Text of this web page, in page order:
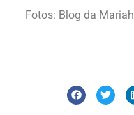
Fotos: Blog da Mariah